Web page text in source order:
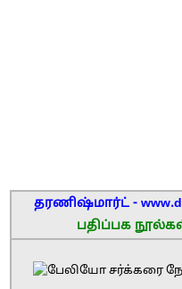
தரணிஷ்மார்ட் -
பதிப்பக